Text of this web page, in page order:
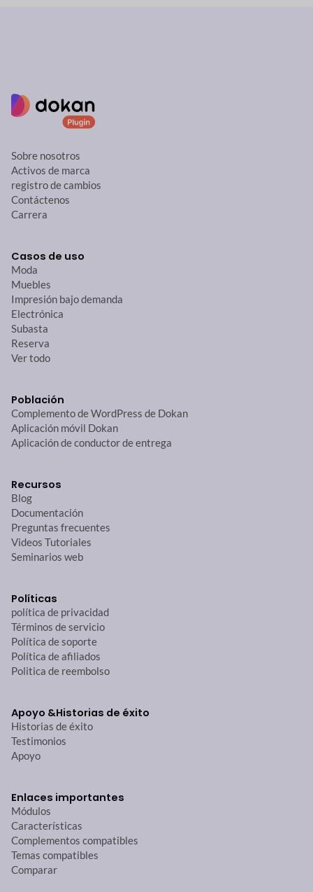
Sobre nosotros
Activos de marca
registro de cambios
Contáctenos
Carrera
Casos de uso
Moda
Muebles
Impresión bajo demanda
Electrónica
Subasta
Reserva
Ver todo
Población
Complemento de WordPress de Dokan
Aplicación móvil Dokan
Aplicación de conductor de entrega
Recursos
Blog
Documentación
Preguntas frecuentes
Videos Tutoriales
Seminarios web
Políticas
política de privacidad
Términos de servicio
Política de soporte
Política de afiliados
Politica de reembolso
Apoyo &Historias de éxito
Historias de éxito
Testimonios
Apoyo
Enlaces importantes
Módulos
Características
Complementos compatibles
Temas compatibles
Comparar